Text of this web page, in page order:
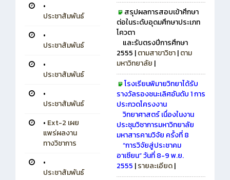
•
ประชาสัมพันธ์
•
ประชาสัมพันธ์
•
ประชาสัมพันธ์
•
ประชาสัมพันธ์
• Ext-2 เผย
แพร่ผลงาน
ทางวิชาการ
•
ประชาสัมพันธ์
สรุปผลการสอบเข้าศึกษา
ต่อในระดับอุดมศึกษาประเภท
โควตา
และรับตรงปีการศึกษา
2555 |ตามสาขาวิชา|ตาม
มหาวิทยาลัย |
โรงเรียนพิมายวิทยาได้รับ
รางวัลรองชนะเลิศอันดับ 1 การ
ประกวดโครงงาน
วิทยาศาสตร์ เนื่องในงาน
ประชุมวิชาการมหาวิทยาลัย
มหาสารคามวิจัย ครั้งที่ 8
“การวิจัยสู่ประชาคม
อาเซียน”วันที่ 8-9 พ.ย.
2555 |รายละเอียด|